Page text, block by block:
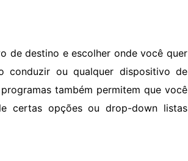
de destino e escolher onde você quer
conduzir ou qualquer dispositivo de
também permitem que você
certas opções ou drop-down listas